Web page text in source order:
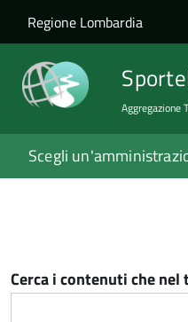
Salta al contenuto
Skip to site
Regione Lombardia
Aggregazione
Scegli
Cerca i contenuti che